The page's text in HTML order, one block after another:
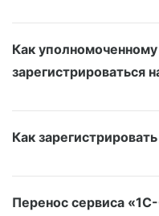
Как
зарегистрироваться
Как
Перенос сервиса